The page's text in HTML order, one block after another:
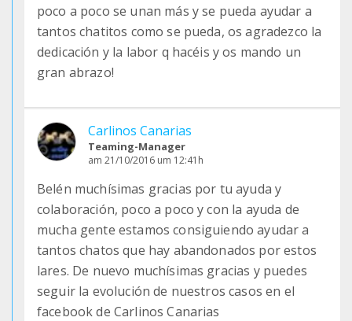
poco a poco se unan más y se pueda ayudar a
tantos chatitos como se pueda, os agradezco la
dedicación y la labor q hacéis y os mando un
gran abrazo!
Carlinos Canarias
Teaming-Manager
am 21/10/2016 um 12:41h
Belén muchísimas gracias por tu ayuda y
colaboración, poco a poco y con la ayuda de
mucha gente estamos consiguiendo ayudar a
tantos chatos que hay abandonados por estos
lares. De nuevo muchísimas gracias y puedes
seguir la evolución de nuestros casos en el
facebook de Carlinos Canarias